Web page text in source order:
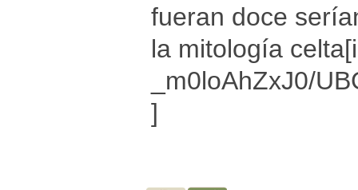
fueran doce
la mitología
_m0loAhZxJ0/
]